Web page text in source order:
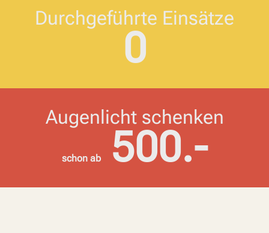
Durchgeführte Einsätze
0
Augenlicht schenken
schon ab 500.-